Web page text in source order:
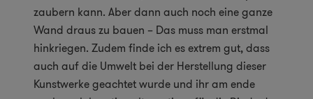
zaubern kann. Aber dann auch noch eine ganze
Wand draus zu bauen – Das muss man erstmal
hinkriegen. Zudem finde ich es extrem gut, dass
auch auf die Umwelt bei der Herstellung dieser
Kunstwerke geachtet wurde und ihr am ende